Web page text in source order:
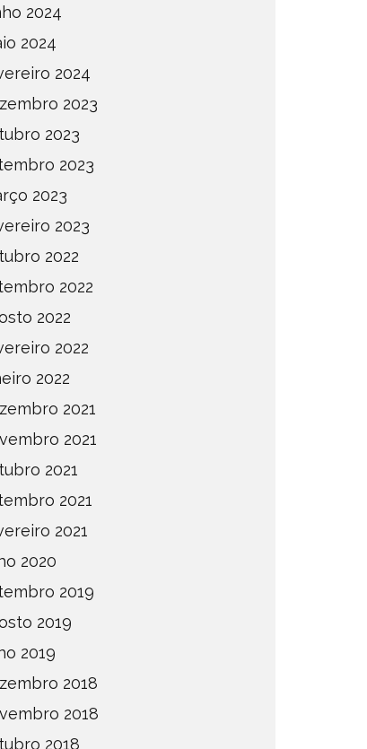
2024
2024
2024
2023
2023
2023
2023
2023
2022
2022
2022
2022
2022
2021
2021
2021
2021
2021
2020
2019
2019
2019
2018
2018
2018